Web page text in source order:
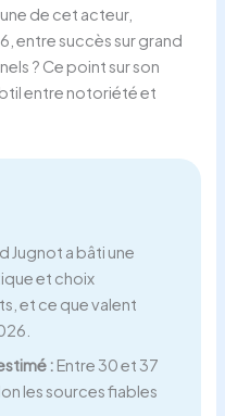
de cet acteur,
entre succès sur grand
? Ce point sur son
entre notoriété et
Jugnot a bâti une
et choix
et ce que valent
: Entre 30 et 37
les sources fiables